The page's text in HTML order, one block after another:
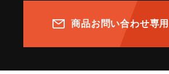
商品お問い合わせ専